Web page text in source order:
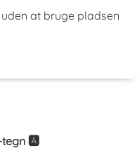
at bruge pladsen
tegn 🅰️